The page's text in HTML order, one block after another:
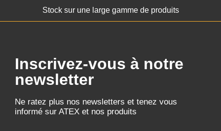
Stock sur une large gamme de produits
Inscrivez-vous à notre
newsletter
Ne ratez plus nos newsletters et tenez vous
informé sur ATEX et nos produits